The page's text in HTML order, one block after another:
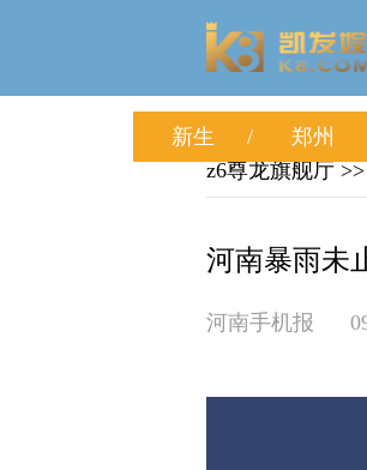
新生 郑州
z6尊龙旗舰厅 >>
河南暴雨未
河南手机报